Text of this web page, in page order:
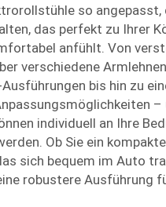
so angepasst,
das perfekt zu Ihrer
anfühlt. Von
verschiedene
bis hin zu
–
individuell an Ihre
Ob Sie ein
sich bequem im Auto
robustere Ausführung